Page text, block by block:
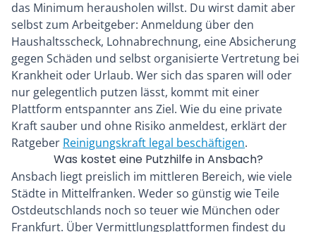
das Minimum herausholen willst. Du wirst damit aber
selbst zum Arbeitgeber: Anmeldung über den
Haushaltsscheck, Lohnabrechnung, eine Absicherung
gegen Schäden und selbst organisierte Vertretung bei
Krankheit oder Urlaub. Wer sich das sparen will oder
nur gelegentlich putzen lässt, kommt mit einer
Plattform entspannter ans Ziel. Wie du eine private
Kraft sauber und ohne Risiko anmeldest, erklärt der
Ratgeber Reinigungskraft legal beschäftigen.
Was kostet eine Putzhilfe in Ansbach?
Ansbach liegt preislich im mittleren Bereich, wie viele
Städte in Mittelfranken. Weder so günstig wie Teile
Ostdeutschlands noch so teuer wie München oder
Frankfurt. Über Vermittlungsplattformen findest du